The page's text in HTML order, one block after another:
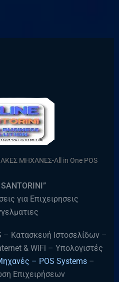
ΜΗΧΑΝΕΣ-All in One POS
για Επιχειρησεις
– Κατασκευή Ιστοσελίδων –
& WiFi – Υπολογιστές
– POS Systems–
Επιχειρήσεων